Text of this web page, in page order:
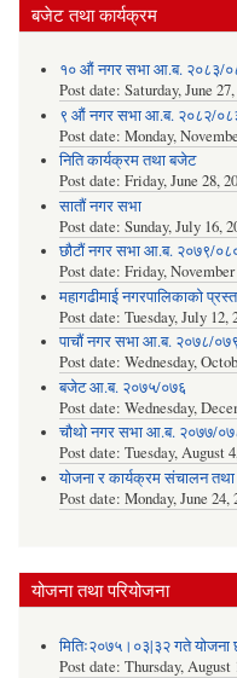
बजेट तथा कार्यक्रम
१० औं नगर सभा आ.ब. २०८३/
Post date: Saturday, June
९ औं नगर सभा आ.ब. २०८२/
Post date: Monday,
निति कार्यक्रम तथा बजेट
Post date: Friday, June 28,
सातौं नगर सभा
Post date: Sunday, July 16,
छौटौं नगर सभा आ.ब. २०७९/
Post date: Friday,
महागढीमाई नगरपालिकाको
Post date: Tuesday, July 12,
पाचौं नगर सभा आ.ब. २०७८/०७९
Post date: Wednesday,
बजेट आ.ब. २०७५/०७६
Post date: Wednesday,
चौथो नगर सभा आ.ब. २०७७/
Post date: Tuesday, August
योजना र कार्यक्रम संचालन तथा
Post date: Monday, June 24,
योजना तथा परियोजना
मितिः२०७५।०३|३२ गते योजना
Post date: Thursday, August